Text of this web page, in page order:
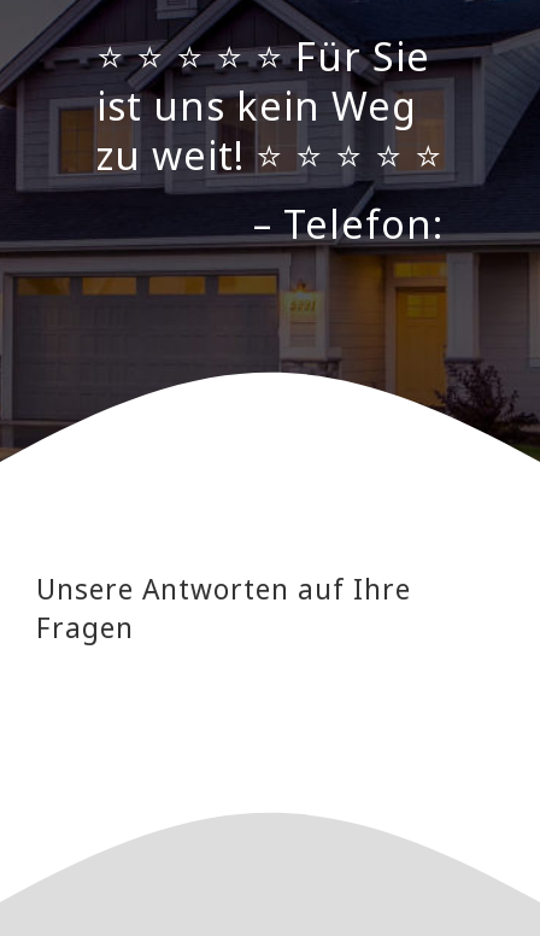
⭐ ⭐ ⭐ ⭐ ⭐ Für Sie
ist uns kein Weg
zu weit! ⭐ ⭐ ⭐ ⭐ ⭐
– Telefon:
Unsere Antworten auf Ihre
Fragen